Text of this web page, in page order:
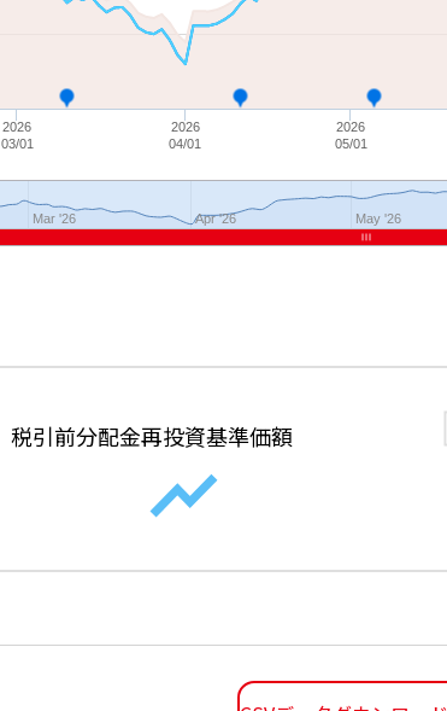
2026
03/01
2026
04/01
2026
05/01
Mar '26 Apr '26 May '26
税引前分配金再投資基準価額